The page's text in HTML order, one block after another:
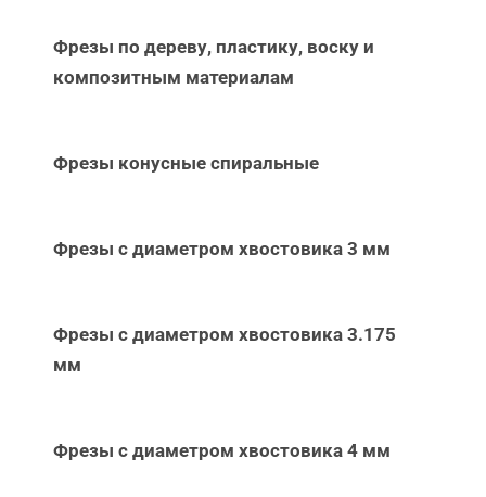
Фрезы по дереву, пластику, воску и
композитным материалам
Фрезы конусные спиральные
Фрезы с диаметром хвостовика 3 мм
Фрезы с диаметром хвостовика 3.175
мм
Фрезы с диаметром хвостовика 4 мм